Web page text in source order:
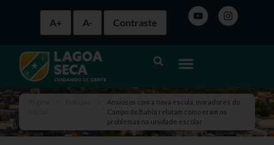
A+ A- Contraste
Ansiosos com a nova escola, moradores do
Campo do Bahia relatam como eram os
problemas na unidade escolar